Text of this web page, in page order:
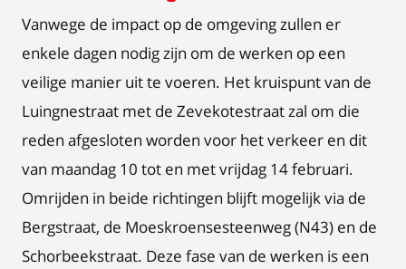
Vanwege de impact op de omgeving zullen er
enkele dagen nodig zijn om de werken op een
veilige manier uit te voeren. Het kruispunt van de
Luingnestraat met de Zevekotestraat zal om die
reden afgesloten worden voor het verkeer en dit
van maandag 10 tot en met vrijdag 14 februari.
Omrijden in beide richtingen blijft mogelijk via de
Bergstraat, de Moeskroensesteenweg (N43) en de
Schorbeekstraat. Deze fase van de werken is een